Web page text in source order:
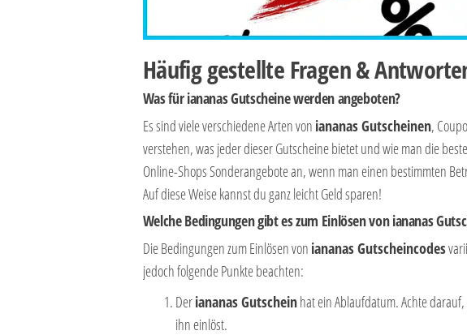
Häufig gestellte Fragen &
Was für iananas Gutscheine werden angeboten?
Es sind viele verschiedene Arten von iananas Gutscheinen,
verstehen, was jeder dieser Gutscheine bietet und wie man die
Online-Shops Sonderangebote an, wenn man einen bestimmten
Auf diese Weise kannst du ganz leicht Geld sparen!
Welche Bedingungen gibt es zum Einlösen von iananas
Die Bedingungen zum Einlösen von iananas Gutscheincodes
jedoch folgende Punkte beachten:
Deriananas Gutscheinhat ein Ablaufdatum. Achte
ihn einlöst.